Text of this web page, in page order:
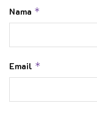
Nama *
Email *